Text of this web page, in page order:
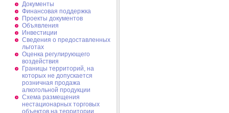
Документы
Финансовая поддержка
Проекты документов
Объявления
Инвестиции
Сведения о предоставленных
льготах
Оценка регулирующего
воздействия
Границы территорий, на
которых не допускается
розничная продажа
алкогольной продукции
Схема размещения
нестационарных торговых
объектов на территории